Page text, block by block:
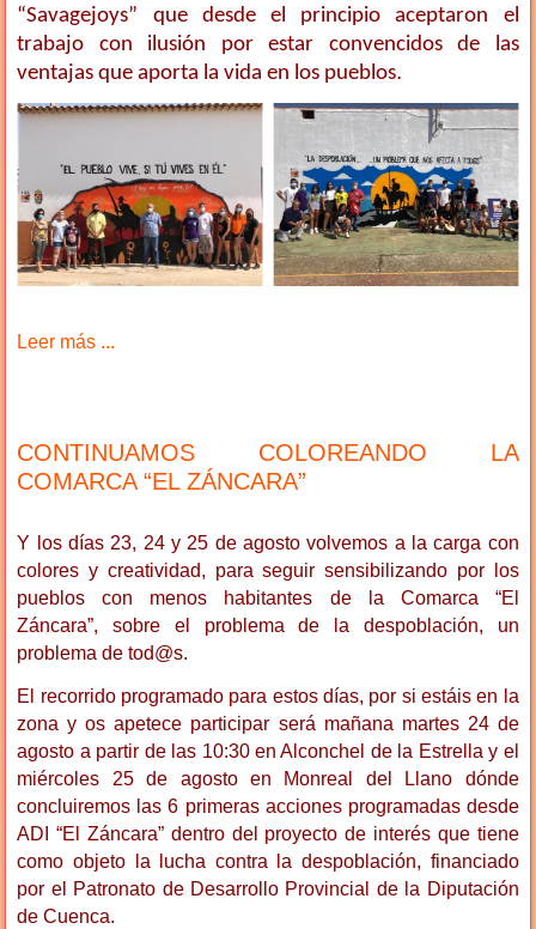
“Savagejoys” que desde el principio aceptaron el
trabajo con ilusión por estar convencidos de las
ventajas que aporta la vida en los pueblos.
Leer más ...
CONTINUAMOS COLOREANDO LA
COMARCA “EL ZÁNCARA”
Y los días 23, 24 y 25 de agosto volvemos a la carga con
colores y creatividad, para seguir sensibilizando por los
pueblos con menos habitantes de la Comarca “El
Záncara”, sobre el problema de la despoblación, un
problema de tod@s.
El recorrido programado para estos días, por si estáis en la
zona y os apetece participar será mañana martes 24 de
agosto a partir de las 10:30 en Alconchel de la Estrella y el
miércoles 25 de agosto en Monreal del Llano dónde
concluiremos las 6 primeras acciones programadas desde
ADI “El Záncara” dentro del proyecto de interés que tiene
como objeto la lucha contra la despoblación, financiado
por el Patronato de Desarrollo Provincial de la Diputación
de Cuenca.